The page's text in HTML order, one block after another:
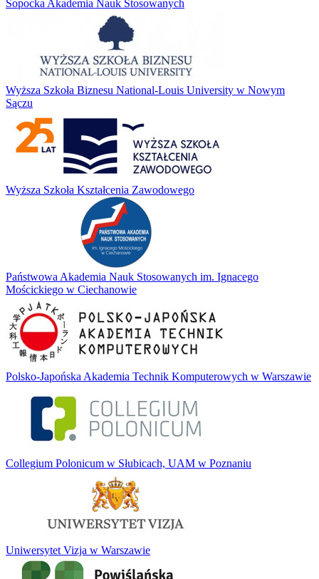
Sopocka Akademia Nauk Stosowanych
Wyższa Szkoła Biznesu National-Louis University w Nowym
Sączu
Wyższa Szkoła Kształcenia Zawodowego
Państwowa Akademia Nauk Stosowanych im. Ignacego
Mościckiego w Ciechanowie
Polsko-Japońska Akademia Technik Komputerowych w Warszawie
Collegium Polonicum w Słubicach, UAM w Poznaniu
Uniwersytet Vizja w Warszawie